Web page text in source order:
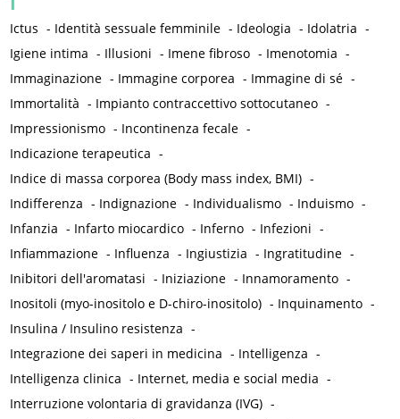
Ictus - Identità sessuale femminile - Ideologia - Idolatria -
Igiene intima - Illusioni - Imene fibroso - Imenotomia -
Immaginazione - Immagine corporea - Immagine di sé -
Immortalità - Impianto contraccettivo sottocutaneo -
Impressionismo - Incontinenza fecale -
Indicazione terapeutica -
Indice di massa corporea (Body mass index, BMI) -
Indifferenza - Indignazione - Individualismo - Induismo -
Infanzia - Infarto miocardico - Inferno - Infezioni -
Infiammazione - Influenza - Ingiustizia - Ingratitudine -
Inibitori dell'aromatasi - Iniziazione - Innamoramento -
Inositoli (myo-inositolo e D-chiro-inositolo) - Inquinamento -
Insulina / Insulino resistenza -
Integrazione dei saperi in medicina - Intelligenza -
Intelligenza clinica - Internet, media e social media -
Interruzione volontaria di gravidanza (IVG) -